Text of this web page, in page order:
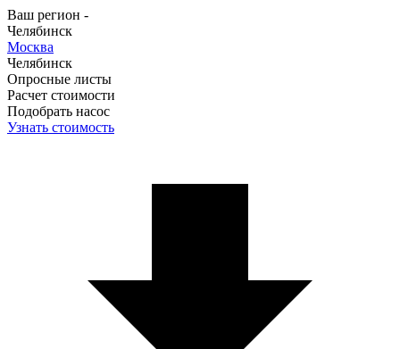
Ваш регион -
Челябинск
Москва
Челябинск
Опросные листы
Расчет стоимости
Подобрать насос
Узнать стоимость